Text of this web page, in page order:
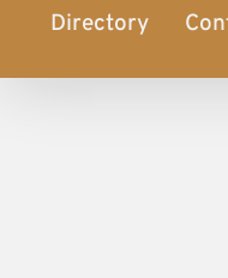
Directory